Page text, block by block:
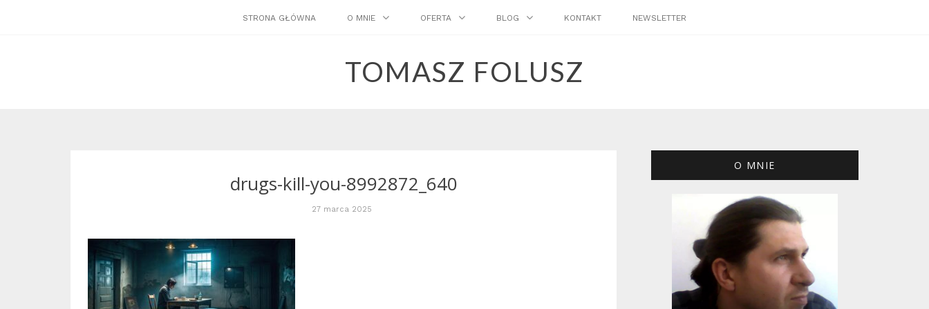
STRONA GŁÓWNA O MNIE OFERTA BLOG KONTAKT NEWSLETTER
TOMASZ FOLUSZ
drugs-kill-you-8992872_640
27 marca 2025
O MNIE